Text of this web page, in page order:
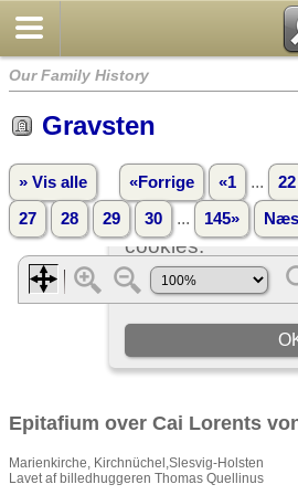
Our Family History
Gravsten
» Vis alle «Forrige «1 ... 22
27 28 29 30 ... 145»
Epitafium over Cai Lorents
Marienkirche, Kirchnüchel,Slesvig-Holsten
Lavet af billedhuggeren Thomas Quellinus